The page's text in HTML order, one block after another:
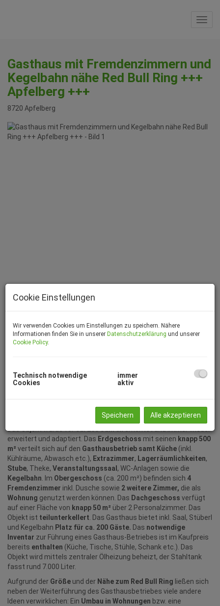
Gasthaus mit Fremdenzimmern und
Kegelbahn nähe Red Bull Ring +++
Apfelberg +++
8720 Apfelberg
Zum Verkauf gelangt ein etabliertes Gasthaus
miterworben werden! Aufsperren und loslegen!
Das Objekt wurde vorca. 200 Jahrenerrichtet und immer wieder
erweitert und adaptiert. Das Erdgeschoss mit seinen knapp 500
m² verteilt sich auf den Gasthausbetrieb samt Küche (inkl.
Kühlräume, Abwasch etc.), Extrazimmer, Lagerräumlichkeiten,
Stube, Theke, Veranstaltungssaal , WC-Anlagen sowie die
Kegelbahn. Im Obergeschoss (ca. 200 m²) befinden sich 4
Fremdenzimmer inkl. Dusche sowie 2 weitere Zimmer, die als
Wohnung genutzt werden können. Das Dachgeschoss verfügt
auf einer Fläche von knapp 50 m² über 2 Personalzimmer. Das
Objekt ist teilunterkellert. Das Gasthaus bietet inkl. Saal, Stüberl
und Kegelbahn Platz für ca. 200 Gäste. Das notwendige
Inventar zur Führung eines Gasthaus-Betriebes ist im Kaufpreis
bereits enthalten (Küche, Tische, Stühle, Schank etc.). Das
Objekt wird mittels zentraler Ölheizung beheizt, der Stahltank
fasst rund 7.000 Liter.
Aufgrund der Größe und der Nähe zum Red Bull Ring ließen sich
neben der Weiterführung des Gasthausbetriebes viele andere
Ideen verwirklichen: Ein Umbau in Wohnungen bzw. eine
Cookie Einstellungen
Wir verwenden Cookies um Einstellungen zu speichern. Nähere
Informationen finden Sie in unserer Datenschutzerklärung und unserer
Cookie Policy.
Technisch notwendige
Cookies
immer
aktiv
Speichern Alle akzeptieren